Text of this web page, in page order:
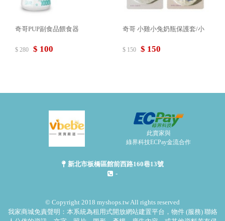
奇哥PUP副食品餵食器
$ 280 $ 100
奇哥 小雞小兔奶瓶保護套/小
$ 150 $ 150
此賣家與
綠界科技ECPay金流合作
新北市板橋區館前西路160巷13號
-
© Copyright 2018 myshops.tw All rights reserved
我家商城免責聲明：本系統為租用式開放網站建置平台，物件 (服務) 聯絡